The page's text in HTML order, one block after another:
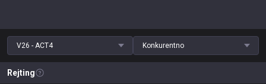
V26 - ACT4 Konkurentno
Rejting